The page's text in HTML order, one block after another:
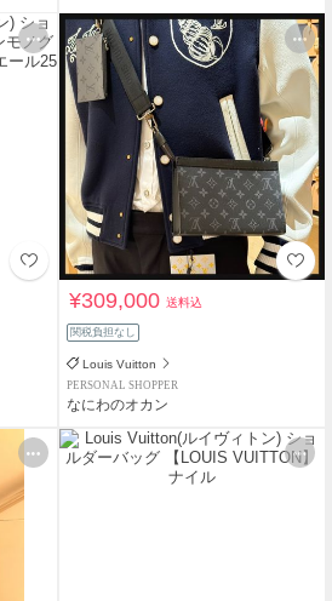
¥309,000送料込
関税負担なし
Louis Vuitton
PERSONAL SHOPPER
なにわのオカン